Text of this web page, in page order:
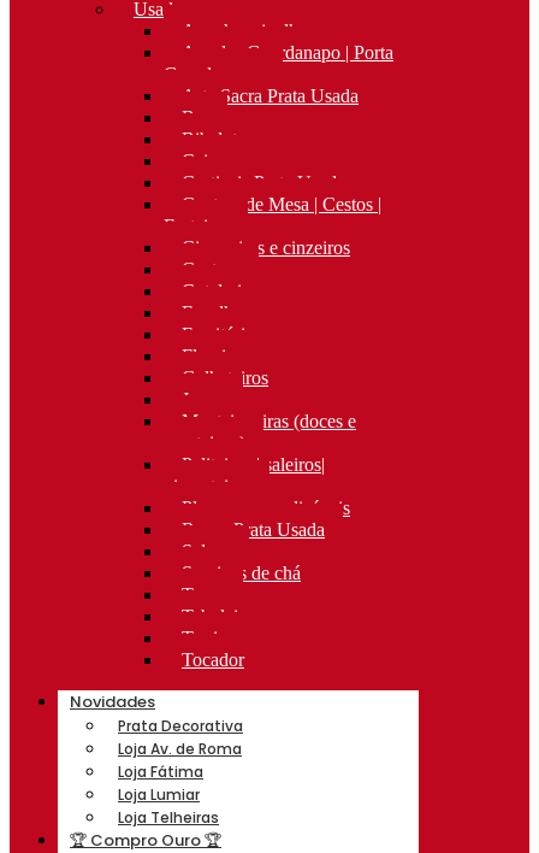
Usado
Apanha migalhas
Argolas Guardanapo | Porta
Guardanapos
Arte Sacra Prata Usada
Bar
Bibelots
Caixas
Castiçais Prata Usada
Centros de Mesa | Cestos |
Fruteiras
Cigarreiras e cinzeiros
Costura
Cutelaria
Espelhos
Escritório
Floreiras
Galheteiros
Jarras
Manteigueiras (doces e
manteigas)
Paliteiros | saleiros|
pimenteiros
Placas personalizáveis
Rocas Prata Usada
Salvas
Serviços de chá
Taças
Tabuleiros
Terrinas
Tocador
Novidades
Prata Decorativa
Loja Av. de Roma
Loja Fátima
Loja Lumiar
Loja Telheiras
🏆 Compro Ouro 🏆